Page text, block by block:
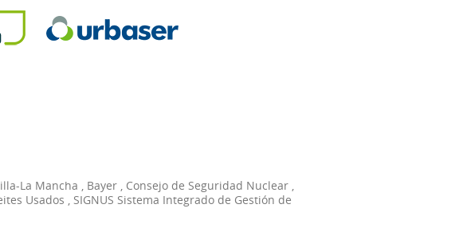
La Mancha , Bayer , Consejo de Seguridad Nuclear ,
Usados , SIGNUS Sistema Integrado de Gestión de